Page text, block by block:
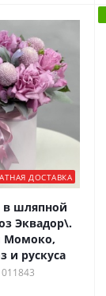
ДОСТАВКА
в шляпной
Эквадор\.
Момоко,
и рускуса